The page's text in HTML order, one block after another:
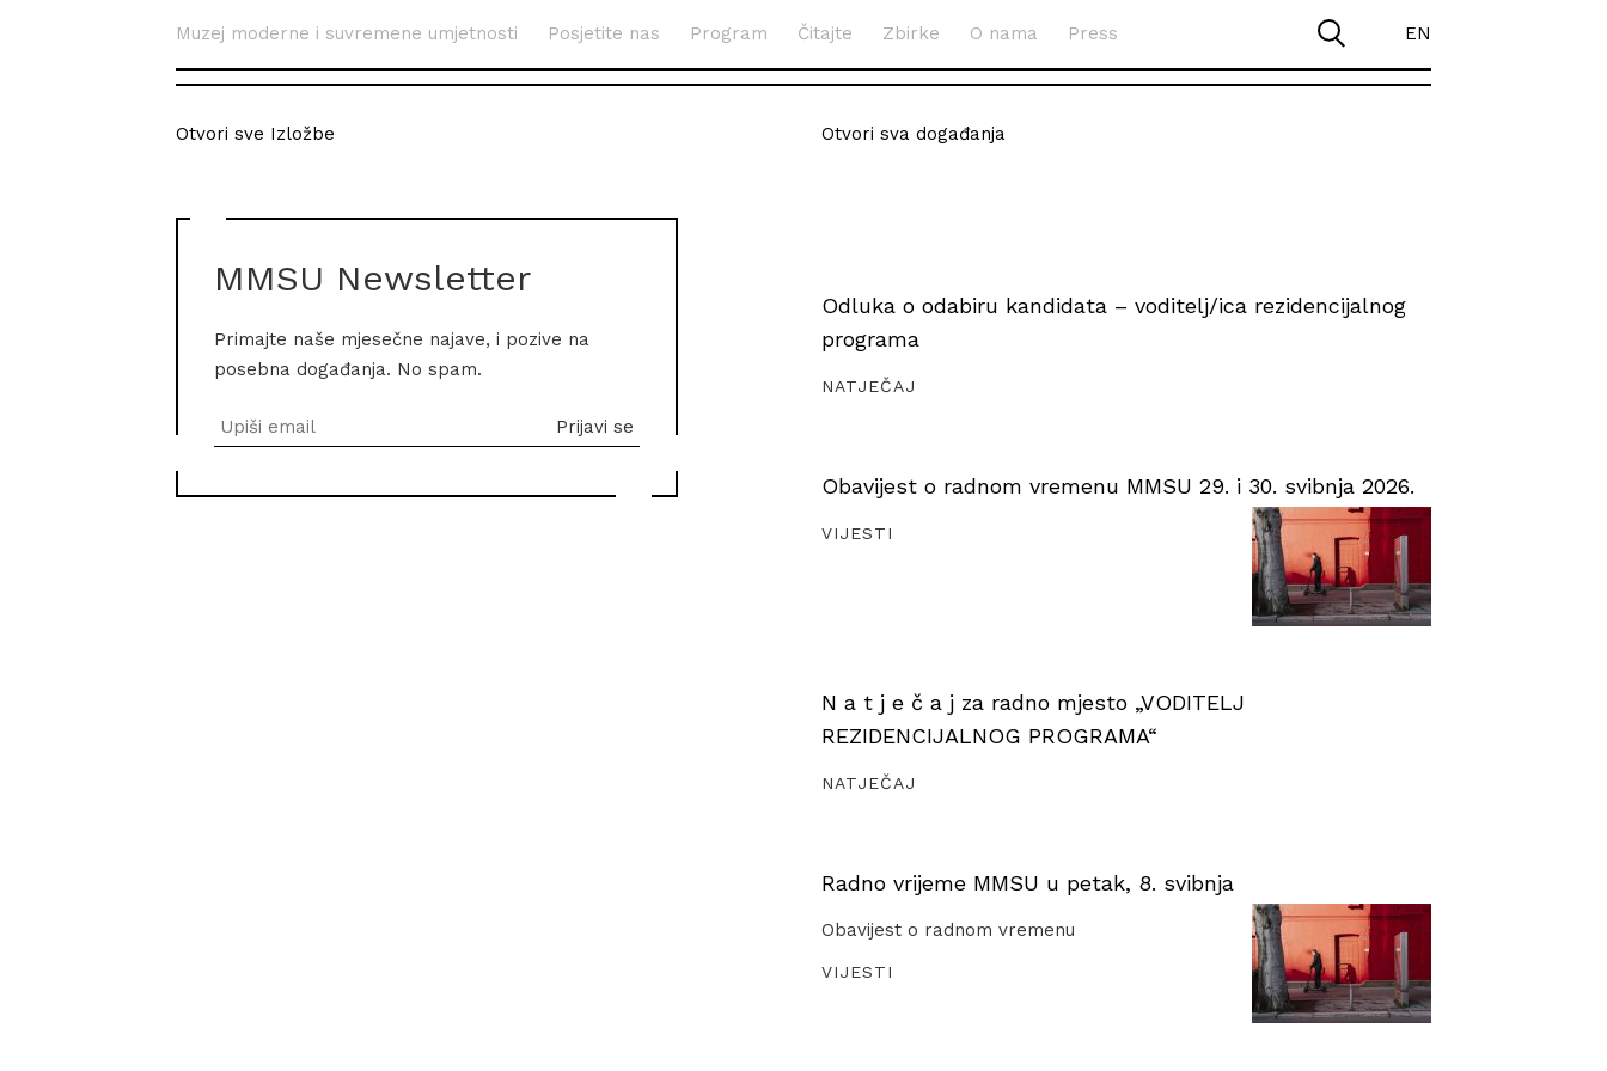
Muzej moderne i suvremene umjetnosti Posjetite nas Program Čitajte Zbirke O nama Press EN
Otvori sve Izložbe
MMSU Newsletter
Primajte naše mjesečne najave, i pozive na
posebna događanja. No spam.
Otvori sva događanja
Odluka o odabiru kandidata – voditelj/ica rezidencijalnog
programa
NATJEČAJ
Obavijest o radnom vremenu MMSU 29. i 30. svibnja 2026.
VIJESTI
N a t j e č a j za radno mjesto „VODITELJ
REZIDENCIJALNOG PROGRAMA“
NATJEČAJ
Radno vrijeme MMSU u petak, 8. svibnja
Obavijest o radnom vremenu
VIJESTI